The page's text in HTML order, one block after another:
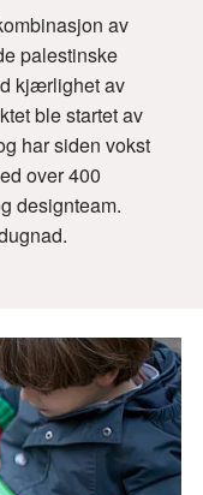
av
palestinske
kjærlighet av
ble startet av
har siden vokst
over 400
designteam.